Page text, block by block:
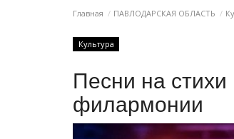
Главная ПАВЛОДАРСКАЯ ОБЛАСТЬ
Культура
Песни на стихи
филармонии